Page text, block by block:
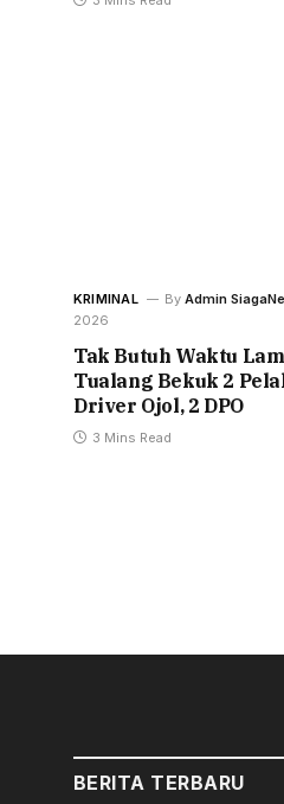
KRIMINAL By Admin
2026
Tak Butuh Waktu
Tualang Bekuk 2
Driver Ojol, 2 DPO
3 Mins Read
BERITA TERBARU